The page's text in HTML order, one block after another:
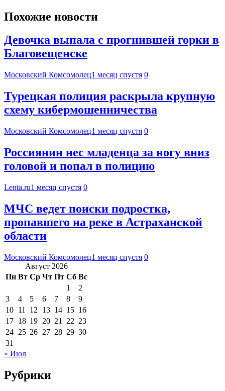
Похожие новости
Девочка выпала с прогнившей горки в
Благовещенске
Московский Комсомолец1 месяц спустя 0
Турецкая полиция раскрыла крупную
схему кибермошенничества
Московский Комсомолец1 месяц спустя 0
Россиянин нес младенца за ногу вниз
головой и попал в полицию
Lenta.ru1 месяц спустя 0
МЧС ведет поиски подростка,
пропавшего на реке в Астраханской
области
Московский Комсомолец1 месяц спустя 0
Август 2026
Пн Вт Ср Чт Пт Сб Вс
1
2
3
4 5 6 7 8
9
10 11 12 13 14 15 16
17 18 19 20 21 22 23
24 25 26 27 28 29 30
31
« Июл
Рубрики